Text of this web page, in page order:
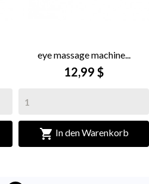
eye massage machine...
12,99 $
 In den Warenkorb